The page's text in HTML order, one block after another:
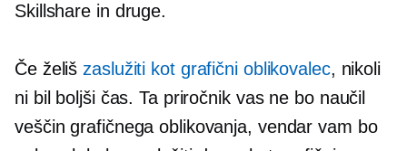
Skillshare in druge.
Če želiš zaslužiti kot grafični oblikovalec, nikoli
ni bil boljši čas. Ta priročnik vas ne bo naučil
veščin grafičnega oblikovanja, vendar vam bo